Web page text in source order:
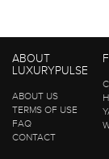
ABOUT
LUXURYPULSE
ABOUT US
TERMS OF USE
FAQ
CONTACT